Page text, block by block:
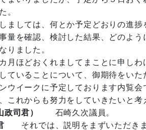
。
ましては、何とか予定どおりの進捗
量を確認、検討した結果、どのよ
りました。
月ほどおくれましてまことに申し
ていることについて、御期待をい
ウイークに予定しております内覧
これからも努力をしていきたいと考
政司君）
石崎久次議員。
それでは、説明をまずいただきま